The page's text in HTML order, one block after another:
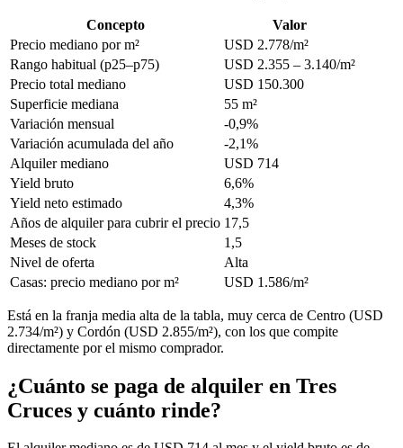
Concepto
Valor
Precio mediano por m²
USD 2.778/m²
Rango habitual (p25–p75)
USD 2.355 – 3.140/m²
Precio total mediano
USD 150.300
Superficie mediana
55 m²
Variación mensual
-0,9%
Variación acumulada del año
-2,1%
Alquiler mediano
USD 714
Yield bruto
6,6%
Yield neto estimado
4,3%
Años de alquiler para cubrir el precio 17,5
Meses de stock
1,5
Nivel de oferta
Alta
Casas: precio mediano por m²
USD 1.586/m²
Está en la franja media alta de la tabla, muy cerca de Centro (USD
2.734/m²) y Cordón (USD 2.855/m²), con los que compite
directamente por el mismo comprador.
¿Cuánto se paga de alquiler en Tres
Cruces y cuánto rinde?